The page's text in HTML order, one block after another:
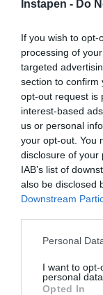
Instapen - Do
If you wish to
processing of
targeted
section to confirm
opt-out request is
interest-based
us or personal
your opt-out. You
disclosure of your
IAB’s list of
also be disclosed
Downstream
Personal
I want to
personal data.
Opted In
ποιός ή ποιά έχει
βαθμολογία.
πάνω στο
διαθέτει, αλλά και
να χρειάζεται να
κάνουν για εσένα.
Μπορείς να
μέσω chat 24/7/
την εξέλιξη του
που υπάρχει στην
απαγορεύεται η
διασφαλίσουμε